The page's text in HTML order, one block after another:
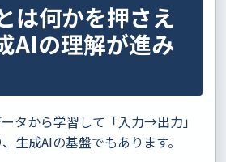
は何かを押さえ
AIの理解が進み
タから学習して「入力→出力」
生成AIの基盤でもあります。